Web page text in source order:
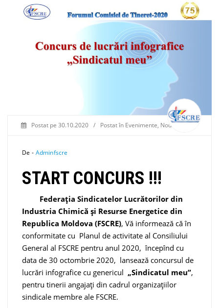
Postat pe 30.10.2020 / Postat în Evenimente, Noutăți
De - Adminfscre
START CONCURS !!!
Federaţia Sindicatelor Lucrătorilor din
Industria Chimică şi Resurse Energetice din
Republica Moldova (FSCRE), Vă informează că în
conformitate cu Planul de activitate al Consiliului
General al FSCRE pentru anul 2020, începînd cu
data de 30 octombrie 2020, lansează concursul de
lucrări infografice cu genericul „Sindicatul meu”,
pentru tinerii angajați din cadrul organizațiilor
sindicale membre ale FSCRE.